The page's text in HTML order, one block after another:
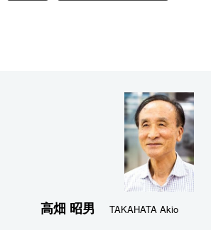
高畑 昭男 TAKAHATA Akio